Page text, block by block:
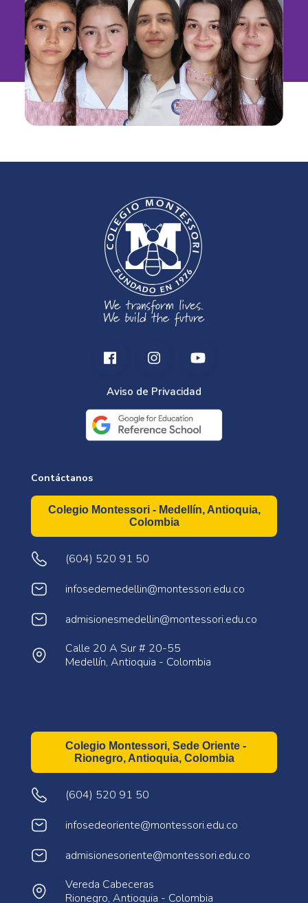
Aviso de Privacidad
Contáctanos
Colegio Montessori - Medellín, Antioquia,
Colombia
(604) 520 91 50
infosedemedellin@montessori.edu.co
admisionesmedellin@montessori.edu.co
Calle 20 A Sur # 20-55
Medellín, Antioquia - Colombia
Colegio Montessori, Sede Oriente -
Rionegro, Antioquia, Colombia
(604) 520 91 50
infosedeoriente@montessori.edu.co
admisionesoriente@montessori.edu.co
Vereda Cabeceras
Rionegro, Antioquia - Colombia